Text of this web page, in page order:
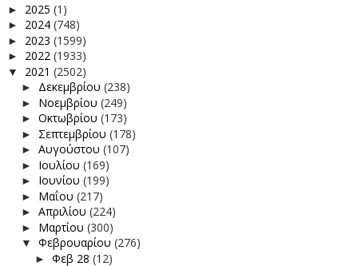
► 2025 (1)
► 2024 (748)
► 2023 (1599)
► 2022 (1933)
▼ 2021 (2502)
► Δεκεμβρίου (238)
► Νοεμβρίου (249)
► Οκτωβρίου (173)
► Σεπτεμβρίου (178)
► Αυγούστου (107)
► Ιουλίου (169)
► Ιουνίου (199)
► Μαΐου (217)
► Απριλίου (224)
► Μαρτίου (300)
▼ Φεβρουαρίου (276)
► Φεβ 28 (12)